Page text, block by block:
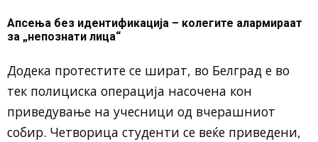
Апсења без идентификација – колегите алармираат
за „непознати лица“
Додека протестите се шират, во Белград е во
тек полициска операција насочена кон
приведување на учесници од вчерашниот
собир. Четворица студенти се веќе приведени,